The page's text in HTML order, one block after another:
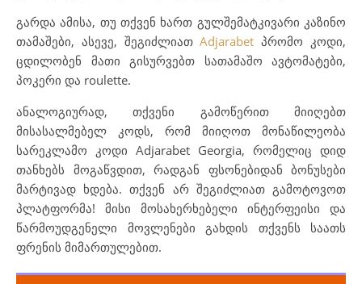
გარდა ამისა, თუ თქვენ ხართ გულშემატკივარი კაზინო
თამაშები, ასევე, შეგიძლიათAdjarabet პრომო კოდი,
ცდილობენ მათი გისურვებთ სათამაშო ავტომატები,
პოკერი და roulette.
ანალოგიურად, თქვენი გამოწერით მიიღებთ
მისასალმებელ კოდს, რომ მიიღოთ მონაწილეობა
სარეკლამო კოდი Adjarabet Georgia, რომელიც დიდ
თანხებს მოგაწვდით, რადგან ფსონებიდან ბონუსები
მარტივად ხდება. თქვენ არ შეგიძლიათ გამოტოვოთ
პლატფორმა! მისი მოსახერხებელი ინტერფეისი და
წარმოუდგენელი მოვლენები გახდის თქვენს საათს
ფრენის მიმართულებით.